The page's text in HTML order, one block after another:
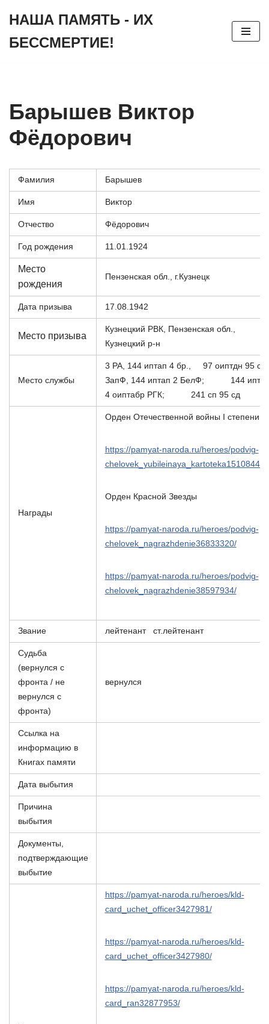
к
НАША ПАМЯТЬ - ИХ
БЕССМЕРТИЕ!
Барышев Виктор
Фёдорович
Фамилия Барышев
Имя Виктор
Отчество Фёдорович
Год рождения 11.01.1924
Место
рождения
Пензенская обл., г.Кузнецк
Дата призыва 17.08.1942
Место призыва
Кузнецкий РВК, Пензенская обл.,
Кузнецкий р-н
Место службы
3 РА, 144 иптап 4 бр., 97 оиптдн 95 сд
ЗапФ, 144 иптап 2 БелФ; 144
4 оиптабр РГК; 241 сп 95 сд
Награды
Орден Отечественной войны I степени
https://pamyat-naroda.ru/heroes/podvig-
Орден Красной Звезды
https://pamyat-naroda.ru/heroes/podvig-
chelovek_nagrazhdenie36833320/
https://pamyat-naroda.ru/heroes/podvig-
chelovek_nagrazhdenie38597934/
Звание лейтенант ст.лейтенант
Судьба
(вернулся с
фронта / не
вернулся с
фронта)
вернулся
Ссылка на
информацию в
Книгах памяти
Дата выбытия
Причина
выбытия
Документы,
подтверждающие
выбытие
https://pamyat-naroda.ru/heroes/kld-
card_uchet_officer3427981/
https://pamyat-naroda.ru/heroes/kld-
card_uchet_officer3427980/
https://pamyat-naroda.ru/heroes/kld-
card_ran32877953/